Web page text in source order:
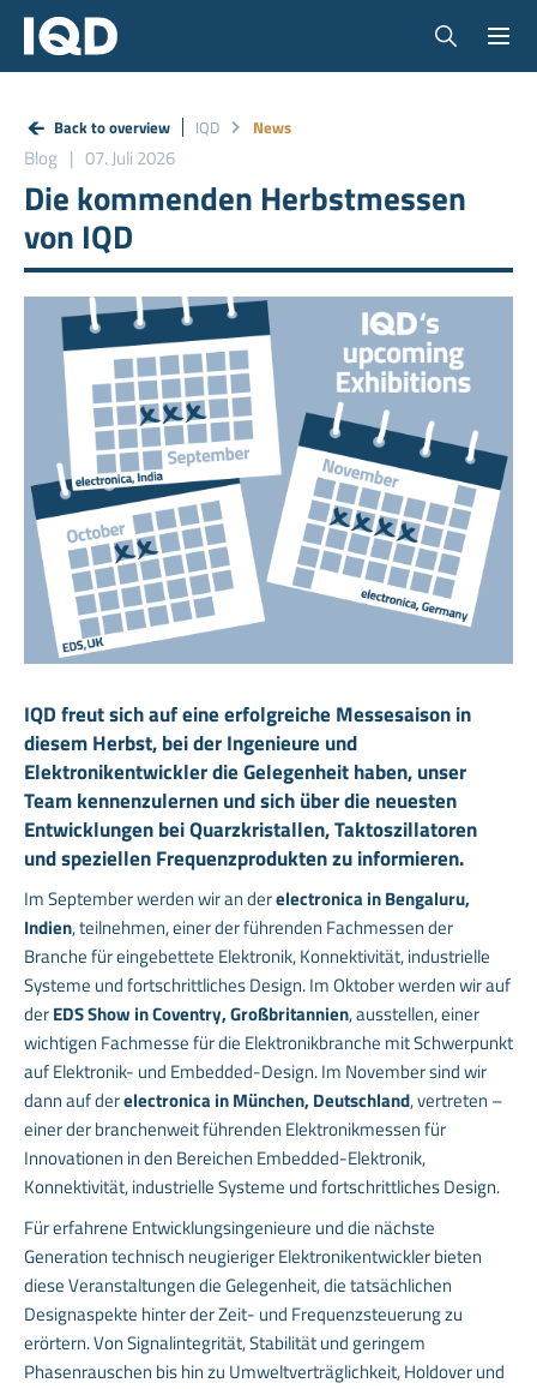
Back to overview IQD News
Blog 07. Juli 2026
Die kommenden Herbstmessen
von IQD
IQD freut sich auf eine erfolgreiche Messesaison in
diesem Herbst, bei der Ingenieure und
Elektronikentwickler die Gelegenheit haben, unser
Team kennenzulernen und sich über die neuesten
Entwicklungen bei Quarzkristallen, Taktoszillatoren
und speziellen Frequenzprodukten zu informieren.
Im September werden wir an derelectronica in Bengaluru,
Indien, teilnehmen, einer der führenden Fachmessen der
Branche für eingebettete Elektronik, Konnektivität, industrielle
Systeme und fortschrittliches Design. Im Oktober werden wir auf
derEDS Show in Coventry, Großbritannien, ausstellen, einer
wichtigen Fachmesse für die Elektronikbranche mit Schwerpunkt
auf Elektronik- und Embedded-Design. Im November sind wir
dann auf derelectronica in München, Deutschland, vertreten –
einer der branchenweit führenden Elektronikmessen für
Innovationen in den Bereichen Embedded-Elektronik,
Konnektivität, industrielle Systeme und fortschrittliches Design.
Für erfahrene Entwicklungsingenieure und die nächste
Generation technisch neugieriger Elektronikentwickler bieten
diese Veranstaltungen die Gelegenheit, die tatsächlichen
Designaspekte hinter der Zeit- und Frequenzsteuerung zu
erörtern. Von Signalintegrität, Stabilität und geringem
Phasenrauschen bis hin zu Umweltverträglichkeit, Holdover und